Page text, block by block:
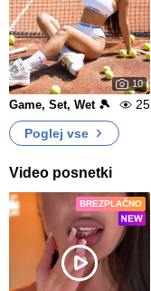
10
Game, Set, Wet 🎾 25
Poglej vse
Video posnetki
BREZPLAČNO